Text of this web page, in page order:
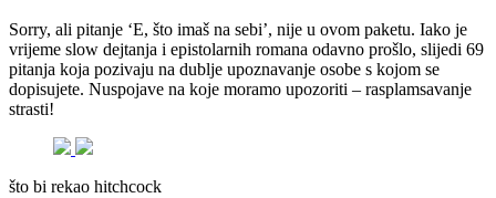
Sorry, ali pitanje ‘E, što imaš na sebi’, nije u ovom paketu. Iako je
vrijeme slow dejtanja i epistolarnih romana odavno prošlo, slijedi 69
pitanja koja pozivaju na dublje upoznavanje osobe s kojom se
dopisujete. Nuspojave na koje moramo upozoriti – rasplamsavanje
strasti!
što bi rekao hitchcock